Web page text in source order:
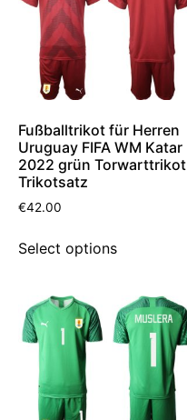
Fußballtrikot für Herren
Uruguay FIFA WM Katar
2022 grün Torwarttrikot
Trikotsatz
€42.00
Select options